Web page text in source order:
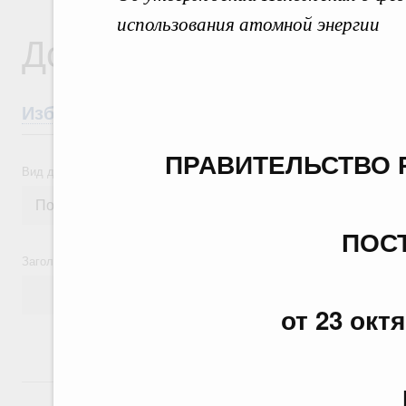
использования атомной энергии
от 23
Документы
Избранные документы со справками к
Вид документа
Заголовок или текст документа